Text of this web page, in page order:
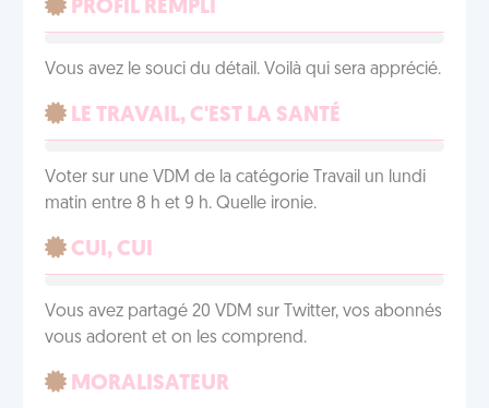
PROFIL REMPLI
Vous avez le souci du détail. Voilà qui sera apprécié.
LE TRAVAIL, C'EST LA SANTÉ
Voter sur une VDM de la catégorie Travail un lundi
matin entre 8 h et 9 h. Quelle ironie.
CUI, CUI
Vous avez partagé 20 VDM sur Twitter, vos abonnés
vous adorent et on les comprend.
MORALISATEUR